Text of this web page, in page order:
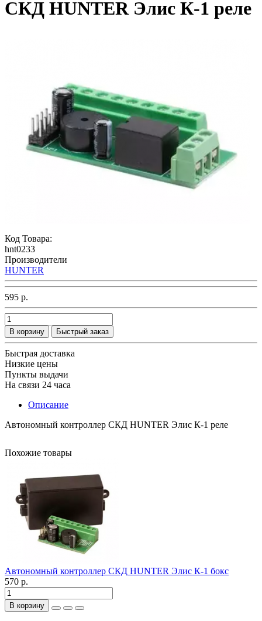
СКД HUNTER Элис К-1 реле
Код Товара:
hnt0233
Производители
HUNTER
595 р.
В корзину Быстрый заказ
Быстрая доставка
Низкие цены
Пункты выдачи
На связи 24 часа
Описание
Автономный контроллер СКД HUNTER Элис К-1 реле
Похожие товары
Автономный контроллер СКД HUNTER Элис К-1 бокс
570 р.
В корзину